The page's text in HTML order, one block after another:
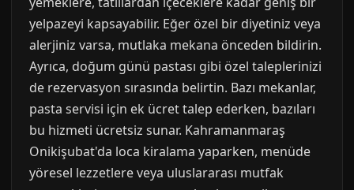
yelpazeyi kapsayabilir. Eğer özel bir diyetiniz veya
alerjiniz varsa, mutlaka mekana önceden bildirin.
Ayrıca, doğum günü pastası gibi özel taleplerinizi
de rezervasyon sırasında belirtin. Bazı mekanlar,
pasta servisi için ek ücret talep ederken, bazıları
bu hizmeti ücretsiz sunar. Kahramanmaraş
Onikişubat'da loca kiralama yaparken, menüde
yöresel lezzetlere veya uluslararası mutfak